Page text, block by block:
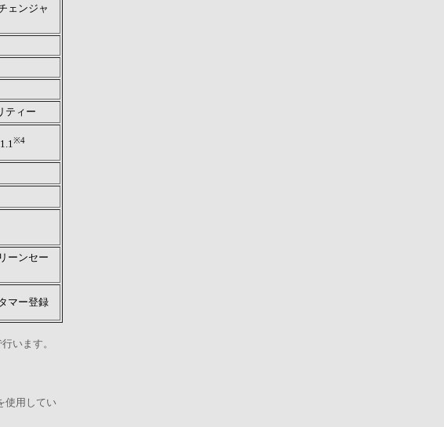
ェンジャ
ティー
※4
ーンセー
マー登録
います。
使用してい